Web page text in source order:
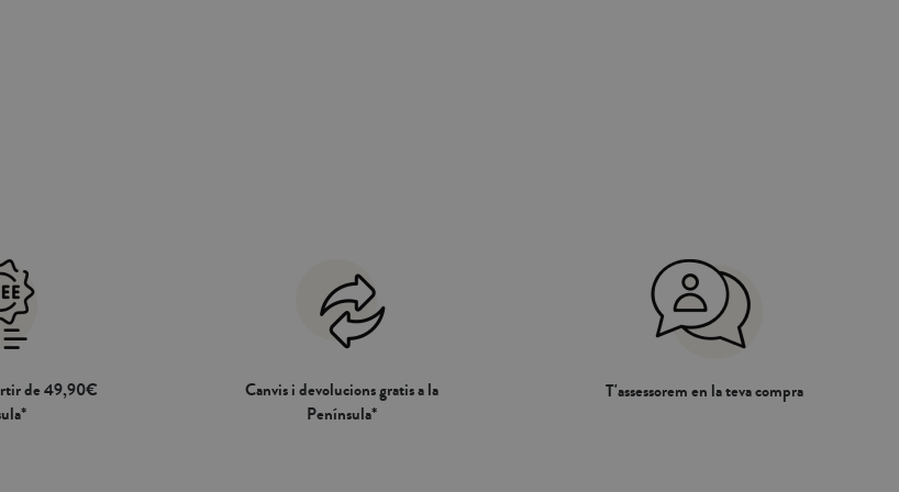
de 49,90€
Canvis i devolucions gratis a la
Península*
T'assessorem en la teva compra